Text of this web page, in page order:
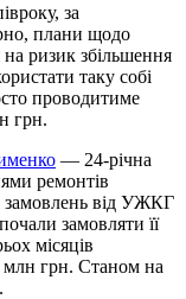
за
плани щодо
на ризик збільшення
таку собі
проводитиме
грн.
— 24-річна
ремонтів
замовлень від УЖКГ
замовляти її
місяців
млн грн. Станом на